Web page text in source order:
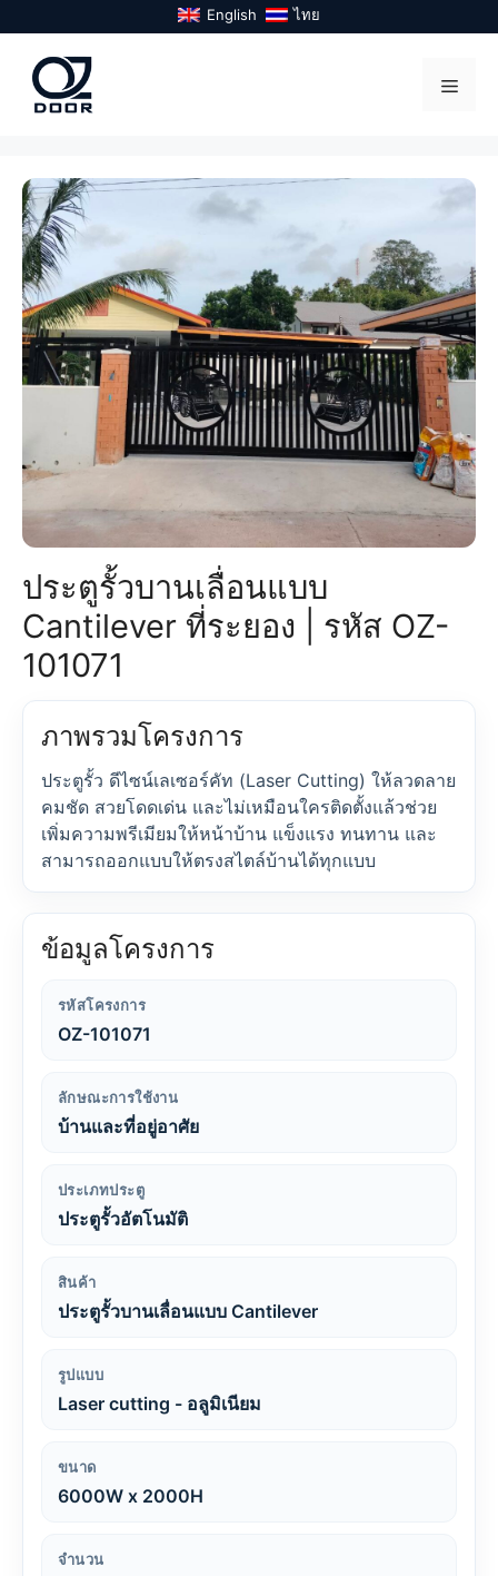
to
content
English ไทย
ประตูรั้วบานเลื่อนแบบ
Cantilever ที่ระยอง | รหัส OZ-
101071
ภาพรวมโครงการ
ประตูรั้ว ดีไซน์เลเซอร์คัท (Laser Cutting) ให้ลวดลาย
คมชัด สวยโดดเด่น และไม่เหมือนใครติดตั้งแล้วช่วย
เพิ่มความพรีเมียมให้หน้าบ้าน แข็งแรง ทนทาน และ
สามารถออกแบบให้ตรงสไตล์บ้านได้ทุกแบบ
ข้อมูลโครงการ
รหัสโครงการ
OZ-101071
ลักษณะการใช้งาน
บ้านและที่อยู่อาศัย
ประเภทประตู
ประตูรั้วอัตโนมัติ
สินค้า
ประตูรั้วบานเลื่อนแบบ Cantilever
รูปแบบ
Laser cutting - อลูมิเนียม
ขนาด
6000W x 2000H
จำนวน